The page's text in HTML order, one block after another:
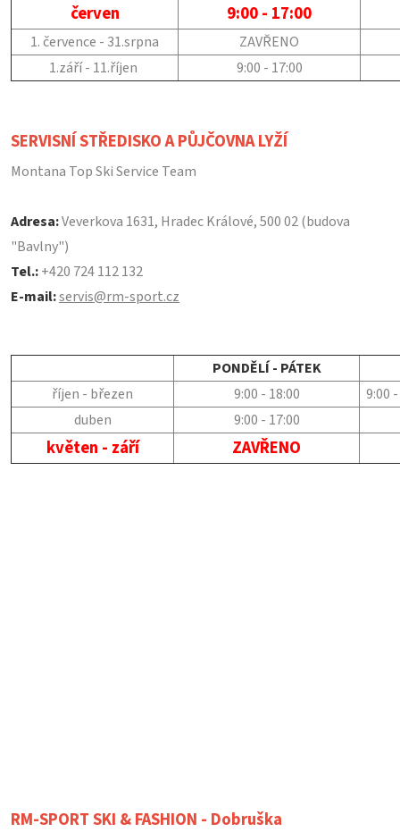
červen 9:00 - 17:00
1. července - 31.srpna
ZAVŘENO
1.září - 11.říjen
9:00 - 17:00
SERVISNÍ STŘEDISKO A PŮJČOVNA LYŽÍ
Montana Top Ski Service Team
Adresa:Veverkova 1631, Hradec Králové, 500 02 (budova
"Bavlny")
Tel.:+420 724 112 132
E-mail:servis@rm-sport.cz
PONDĚLÍ - PÁTEK
říjen - březen
9:00 - 18:00
9:00
duben
9:00 - 17:00
květen - září ZAVŘENO
RM-SPORT SKI & FASHION - Dobruška